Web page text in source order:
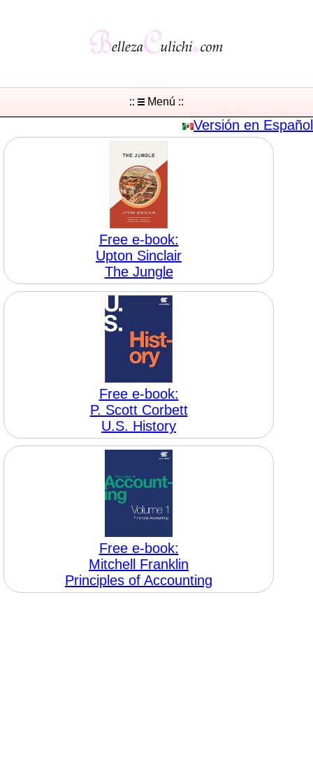
:: Menú ::
Versión en Español
Free e-book:
Upton Sinclair
The Jungle
Free e-book:
P. Scott Corbett
U.S. History
Free e-book:
Mitchell Franklin
Principles of Accounting